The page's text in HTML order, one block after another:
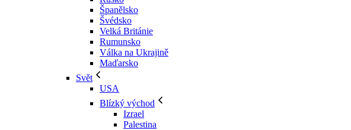
Španělsko
Švédsko
Velká Británie
Rumunsko
Válka na Ukrajině
Maďarsko
Svět
USA
Blízký východ
Izrael
Palestina